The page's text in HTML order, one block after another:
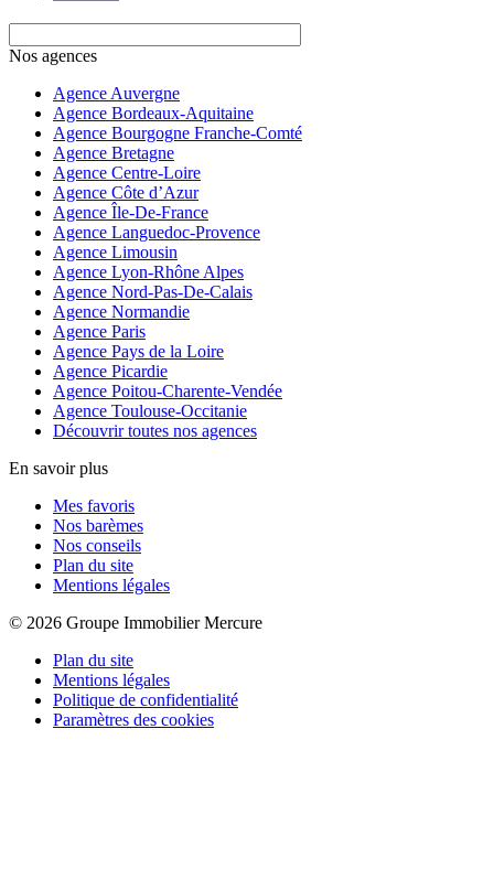
Nos agences
Agence Auvergne
Agence Bordeaux-Aquitaine
Agence Bourgogne Franche-Comté
Agence Bretagne
Agence Centre-Loire
Agence Côte d’Azur
Agence Île-De-France
Agence Languedoc-Provence
Agence Limousin
Agence Lyon-Rhône Alpes
Agence Nord-Pas-De-Calais
Agence Normandie
Agence Paris
Agence Pays de la Loire
Agence Picardie
Agence Poitou-Charente-Vendée
Agence Toulouse-Occitanie
Découvrir toutes nos agences
En savoir plus
Mes favoris
Nos barèmes
Nos conseils
Plan du site
Mentions légales
© 2026 Groupe Immobilier Mercure
Plan du site
Mentions légales
Politique de confidentialité
Paramètres des cookies